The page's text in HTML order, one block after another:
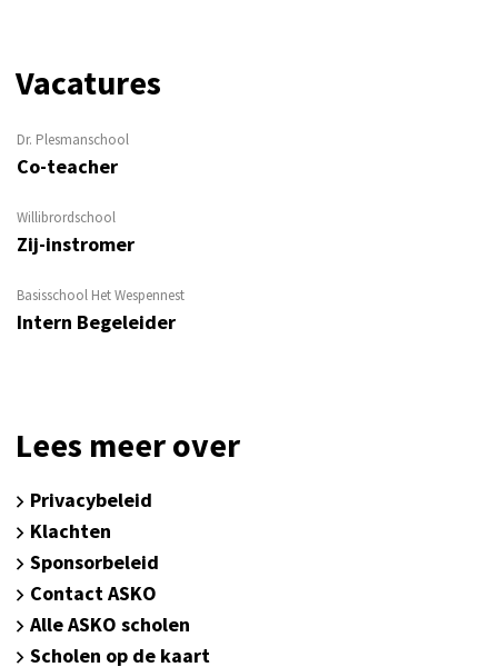
Vacatures
Dr. Plesmanschool
Co-teacher
Willibrordschool
Zij-instromer
Basisschool Het Wespennest
Intern Begeleider
Lees meer over
Privacybeleid
Klachten
Sponsorbeleid
Contact ASKO
Alle ASKO scholen
Scholen op de kaart